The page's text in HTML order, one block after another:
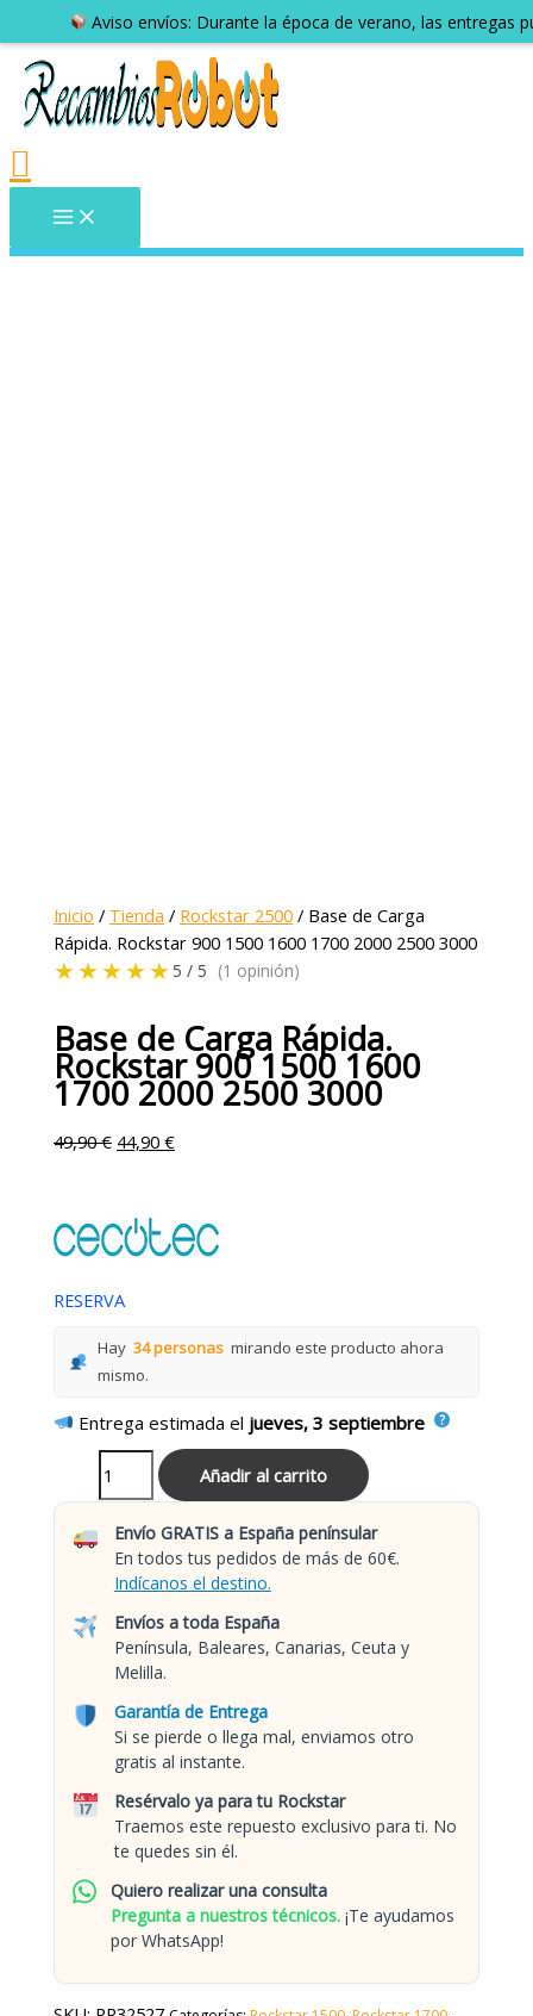
Aviso envíos: Durante la época de verano, las entregas
Inicio / Tienda / Rockstar 2500 / Base de Carga
Rápida. Rockstar 900 1500 1600 1700 2000 2500 3000
★★★★★ 5 / 5 (1 opinión)
Base de Carga Rápida.
Rockstar 900 1500 1600
1700 2000 2500 3000
49,90€ 44,90€
RESERVA
Hay 34 personas mirando este producto ahora
mismo.
Entrega estimada el jueves, 3 septiembre
Añadir al carrito
Envío GRATIS a España penínsular
En todos tus pedidos de más de 60€.
Indícanos el destino.
Envíos a toda España
Península, Baleares, Canarias, Ceuta y
Melilla.
Garantía de Entrega
Si se pierde o llega mal, enviamos otro
gratis al instante.
Resérvalo ya para tu Rockstar
Traemos este repuesto exclusivo para ti. No
te quedes sin él.
Quiero realizar una consulta
Pregunta a nuestros técnicos. ¡Te ayudamos
por WhatsApp!